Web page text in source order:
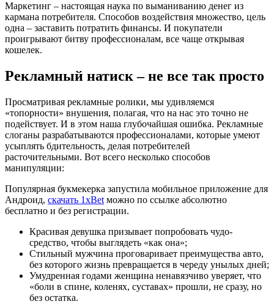
Маркетинг – настоящая наука по выманиванию денег из
кармана потребителя. Способов воздействия множество, цель
одна – заставить потратить финансы. И покупатели
проигрывают битву профессионалам, все чаще открывая
кошелек.
Рекламный натиск – не все так просто
Просматривая рекламные ролики, мы удивляемся
«топорности» внушения, полагая, что на нас это точно не
подействует. И в этом наша глубочайшая ошибка. Рекламные
слоганы разрабатываются профессионалами, которые умеют
усыплять бдительность, делая потребителей
расточительными. Вот всего несколько способов
манипуляции:
Популярная букмекерка запустила мобильное приложение для
Андроид, скачать 1xBet можно по ссылке абсолютно
бесплатно и без регистрации.
Красивая девушка призывает попробовать чудо-
средство, чтобы выглядеть «как она»;
Стильный мужчина проговаривает преимущества авто,
без которого жизнь превращается в череду унылых дней;
Умудренная годами женщина ненавязчиво уверяет, что
«боли в спине, коленях, суставах» прошли, не сразу, но
без остатка.